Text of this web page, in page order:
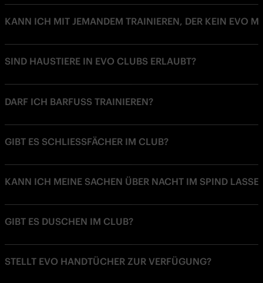
KANN ICH MIT JEMANDEM TRAINIEREN, DER KEIN EVO
SIND HAUSTIERE IN EVO CLUBS ERLAUBT?
DARF ICH BARFUSS TRAINIEREN?
GIBT ES SCHLIESSFÄCHER IM CLUB?
KANN ICH MEINE SACHEN ÜBER NACHT IM SPIND
GIBT ES DUSCHEN IM CLUB?
STELLT EVO HANDTÜCHER ZUR VERFÜGUNG?